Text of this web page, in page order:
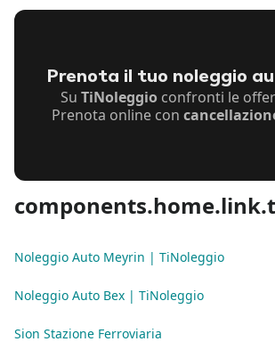
Prenota il tuo noleggio
Su TiNoleggioconfronti le
Prenota online con
Noleggio Auto Meyrin | TiNoleggio
Noleggio Auto Bex | TiNoleggio
Sion Stazione Ferroviaria